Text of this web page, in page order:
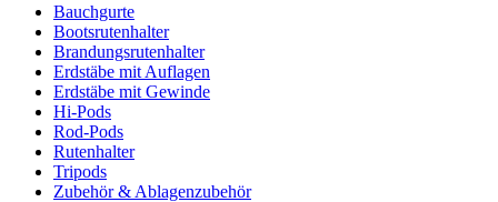
Bauchgurte
Bootsrutenhalter
Brandungsrutenhalter
Erdstäbe mit Auflagen
Erdstäbe mit Gewinde
Hi-Pods
Rod-Pods
Rutenhalter
Tripods
Zubehör & Ablagenzubehör